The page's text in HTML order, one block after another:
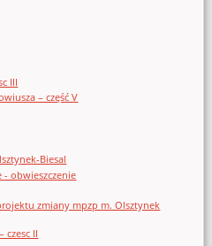
III
– część V
Biesal
- obwieszczenie
zmiany mpzp m. Olsztynek
czesc II